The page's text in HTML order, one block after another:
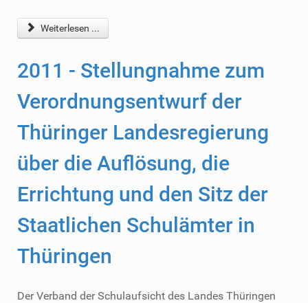
Weiterlesen ...
2011 - Stellungnahme zum
Verordnungsentwurf der
Thüringer Landesregierung
über die Auflösung, die
Errichtung und den Sitz der
Staatlichen Schulämter in
Thüringen
Der Verband der Schulaufsicht des Landes Thüringen